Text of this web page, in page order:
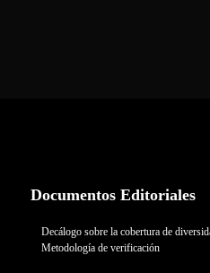
Documentos Editoriales
Decálogo sobre la cobertura de
Metodología de verificación